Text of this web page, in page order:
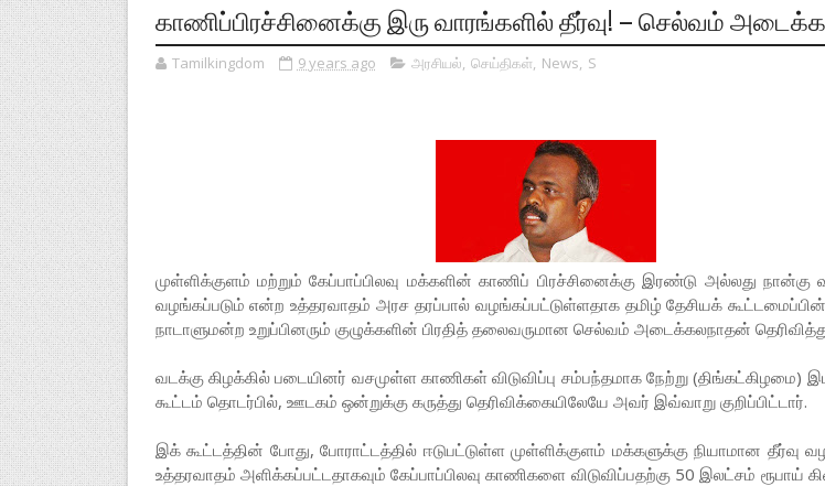
காணிப்பிரச்சினைக்கு இரு வாரங்களில் தீர்வு! – செல்வம்
Tamilkingdom 9 years ago அரசியல், செய்திகள், News, S
முள்ளிக்குளம் மற்றும் கேப்பாப்பிலவு மக்களின் காணிப் பிரச்சினைக்கு இரண்டு அல்லது நான்கு
வழங்கப்படும் என்ற உத்தரவாதம் அரச தரப்பால் வழங்கப்பட்டுள்ளதாக தமிழ் தேசியக்
நாடாளுமன்ற உறுப்பினரும் குழுக்களின் பிரதித் தலைவருமான செல்வம் அடைக்கலநாதன்
வடக்கு கிழக்கில் படையினர் வசமுள்ள காணிகள் விடுவிப்பு சம்பந்தமாக நேற்று (திங்கட்கிழமை)
கூட்டம் தொடர்பில், ஊடகம் ஒன்றுக்கு கருத்து தெரிவிக்கையிலேயே அவர் இவ்வாறு குறிப்பிட்டார்.
இக் கூட்டத்தின் போது, போராட்டத்தில் ஈடுபட்டுள்ள முள்ளிக்குளம் மக்களுக்கு நியாமான தீர்வு
உத்தரவாதம் அளிக்கப்பட்டதாகவும் கேப்பாப்பிலவு காணிகளை விடுவிப்பதற்கு 50 இலட்சம் ரூபாய்